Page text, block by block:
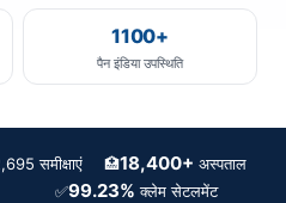
1100+
पैन इंडिया उपस्थिति
समीक्षाएं 🏥18,400+ अस्पताल
✅99.23% क्लेम सेटलमेंट